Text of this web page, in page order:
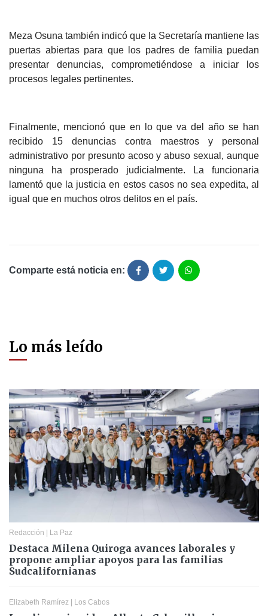
Meza Osuna también indicó que la Secretaría mantiene las
puertas abiertas para que los padres de familia puedan
presentar denuncias, comprometiéndose a iniciar los
procesos legales pertinentes.
Finalmente, mencionó que en lo que va del año se han
recibido 15 denuncias contra maestros y personal
administrativo por presunto acoso y abuso sexual, aunque
ninguna ha prosperado judicialmente. La funcionaria
lamentó que la justicia en estos casos no sea expedita, al
igual que en muchos otros delitos en el país.
Comparte está noticia en:
Lo más leído
Redacción | La Paz
Destaca Milena Quiroga avances laborales y
propone ampliar apoyos para las familias
Sudcalifornianas
Elizabeth Ramírez | Los Cabos